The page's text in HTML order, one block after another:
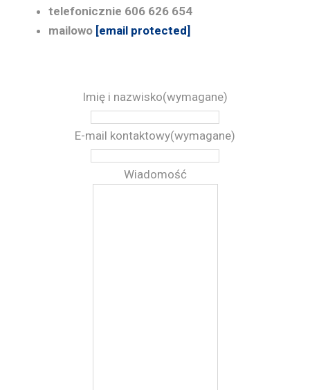
telefonicznie 606 626 654
mailowo [email protected]
Imię i nazwisko(wymagane)
E-mail kontaktowy(wymagane)
Wiadomość